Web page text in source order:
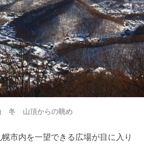
冬 山頂からの眺め
幌市内を一望できる広場が目に入り